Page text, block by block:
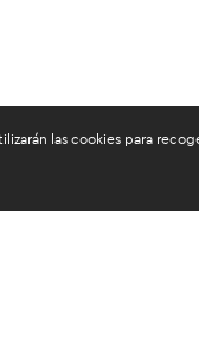
las cookies para